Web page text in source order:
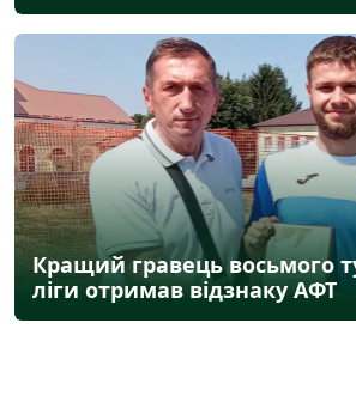
Кращий гравець восьмого
ліги отримав відзнаку АФТ